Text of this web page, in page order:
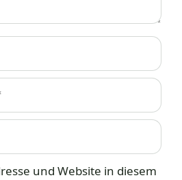
und Website in diesem